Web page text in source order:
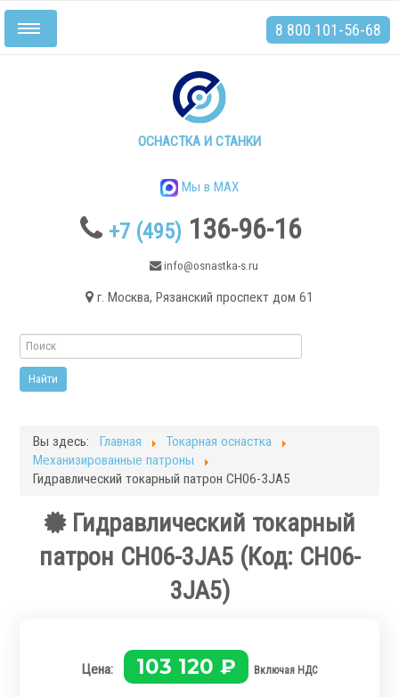
ОСНАСТКА И СТАНКИ
Мы в MAX
+7 (495) 136-96-16
info@osnastka-s.ru
г. Москва, Рязанский проспект дом 61
Включить/
выключить
8 800 101-56-68
Токарные станки
Токарные станки с ЧПУ
Плоскошлифовальные станки
Запчасти для станков
Токарная оснастка
Вы здесь: Главная
Токарная оснастка
Механизированные патроны
Гидравлический токарный патрон CH06-3JA5
Гидравлический токарный
патрон CH06-3JA5 (Код: CH06-
3JA5)
Цена: 103 120 ₽ Включая НДС